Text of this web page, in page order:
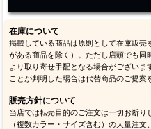
在庫について
掲載している商品は原則として在庫販
がある商品を除く）。ただし店頭でも
より取り寄せ手配となる場合がござい
ことが判明した場合は代替商品のご提案
販売方針について
当店では転売目的のご注文は一切お断
（複数カラー・サイズ含む）の大量注